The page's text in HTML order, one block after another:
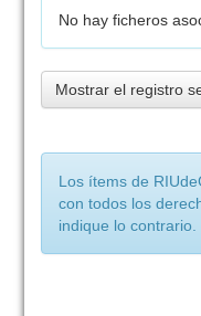
No hay ficheros
Mostrar el registro
Los ítems de
con todos los
indique lo contrario.